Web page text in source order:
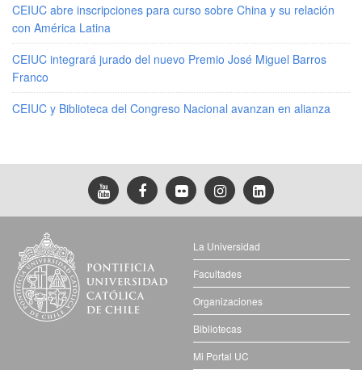
CEIUC abre inscripciones para curso sobre China y su relación
con América Latina
CEIUC integrará jurado del nuevo Premio José Miguel Barros
Franco
CEIUC y Biblioteca del Congreso Nacional avanzan en alianza
La Universidad
Facultades
Organizaciones
Bibliotecas
Mi Portal UC